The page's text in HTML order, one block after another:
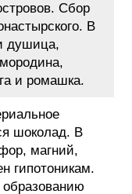
Сбор
В
душица,
и ромашка.
шоколад. В
магний,
гипотоникам.
образованию